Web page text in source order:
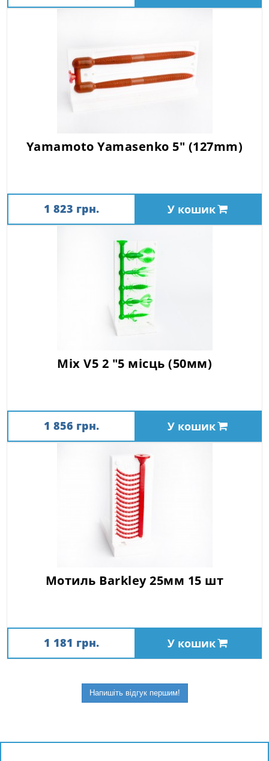
Yamamoto Yamasenko 5" (127mm)
1 823 грн. У кошик
Mix V5 2 "5 місць (50мм)
1 856 грн. У кошик
Мотиль Barkley 25мм 15 шт
1 181 грн. У кошик
Напишіть відгук першим!